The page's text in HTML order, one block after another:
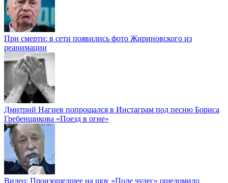
При смерти: в сети появились фото Жириновского из
реанимации
Дмитрий Нагиев попрощался в Инстаграм под песню Бориса
Гребенщикова «Поезд в огне»
Видео: Произошедшее на шоу «Поле чудес» ошеломило